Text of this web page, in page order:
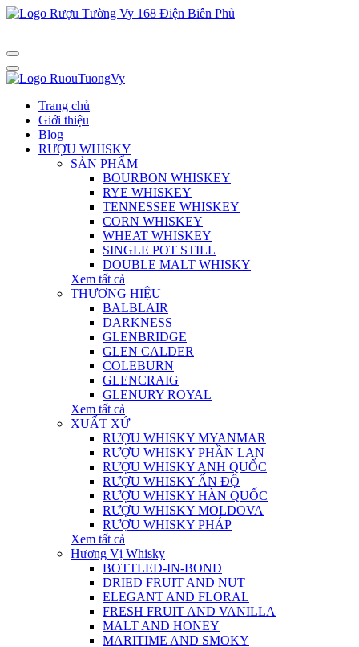
Trang chủ
Giới thiệu
Blog
RƯỢU WHISKY
SẢN PHẨM
BOURBON WHISKEY
RYE WHISKEY
TENNESSEE WHISKEY
CORN WHISKEY
WHEAT WHISKEY
SINGLE POT STILL
DOUBLE MALT WHISKY
Xem tất cả
THƯƠNG HIỆU
BALBLAIR
DARKNESS
GLENBRIDGE
GLEN CALDER
COLEBURN
GLENCRAIG
GLENURY ROYAL
Xem tất cả
XUẤT XỨ
RƯỢU WHISKY MYANMAR
RƯỢU WHISKY PHẦN LAN
RƯỢU WHISKY ANH QUỐC
RƯỢU WHISKY ẤN ĐỘ
RƯỢU WHISKY HÀN QUỐC
RƯỢU WHISKY MOLDOVA
RƯỢU WHISKY PHÁP
Xem tất cả
Hương Vị Whisky
BOTTLED-IN-BOND
DRIED FRUIT AND NUT
ELEGANT AND FLORAL
FRESH FRUIT AND VANILLA
MALT AND HONEY
MARITIME AND SMOKY